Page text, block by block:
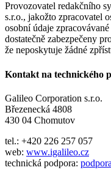
Provozovatel redakčního
s.r.o., jakožto zpracovatel
osobní údaje
dostatečně zabezpečeny
že neposkytuje žádné
Kontakt na technického
Galileo Corporation s.r.o.
Březenecká 4808
430 04 Chomutov
tel.: +420 226 257 057
web: www.igalileo.cz
technická podpora: